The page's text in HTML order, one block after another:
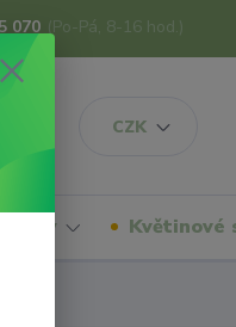
CZK
070 (Po-Pá, 8-16 hod.)
Květinové